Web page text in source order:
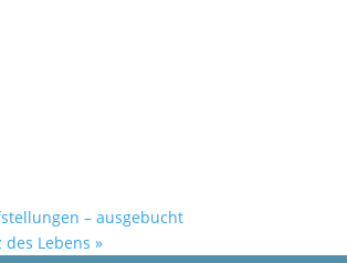
– ausgebucht
des Lebens »